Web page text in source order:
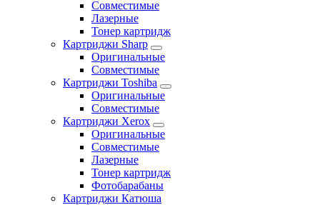
Совместимые
Лазерные
Тонер картридж
Картриджи Sharp
Оригинальные
Совместимые
Картриджи Toshiba
Оригинальные
Совместимые
Картриджи Xerox
Оригинальные
Совместимые
Лазерные
Тонер картридж
Фотобарабаны
Картриджи Катюша